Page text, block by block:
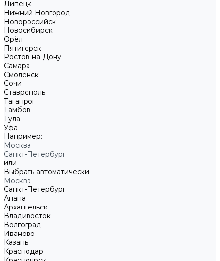
Липецк
Нижний Новгород
Новороссийск
Новосибирск
Орёл
Пятигорск
Ростов-на-Дону
Самара
Смоленск
Сочи
Ставрополь
Таганрог
Тамбов
Тула
Уфа
Например:
Москва
Санкт-Петербург
или
Выбрать автоматически
Москва
Санкт-Петербург
Анапа
Архангельск
Владивосток
Волгоград
Иваново
Казань
Краснодар